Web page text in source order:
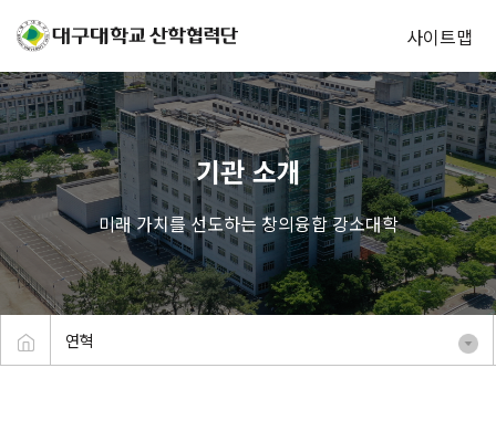
사이트맵
기관 소개
미래 가치를 선도하는 창의융합 강소대학
연혁